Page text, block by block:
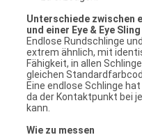
Unterschiede zwischen
und einer Eye & Eye Sling
Endlose Rundschlinge
extrem ähnlich, mit
Fähigkeit, in allen
gleichen
Eine endlose Schlinge
da der Kontaktpunkt bei
kann.
Wie zu messen